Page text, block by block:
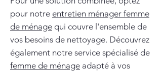
pour notre entretien ménager femme
de ménage qui couvre l'ensemble de
vos besoins de nettoyage. Découvrez
également notre service spécialisé de
femme de ménage adapté à vos